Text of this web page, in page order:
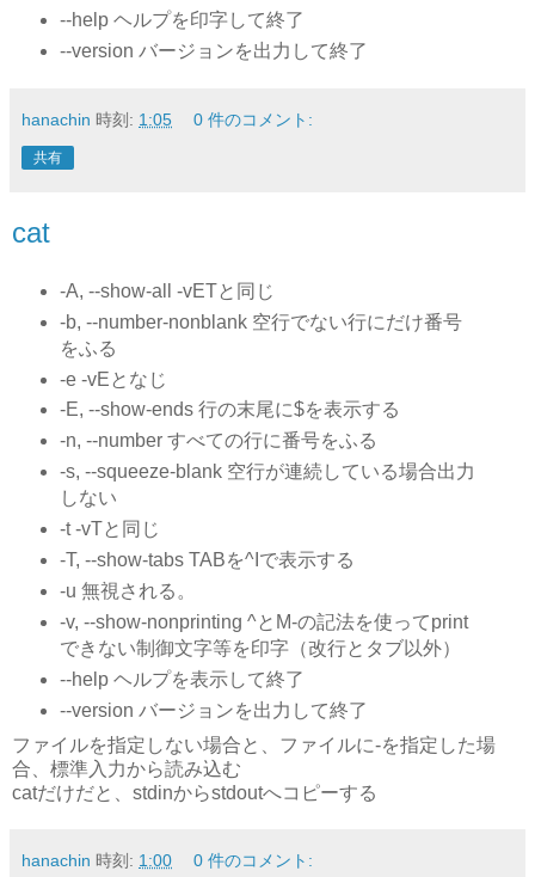
--help ヘルプを印字して終了
--version バージョンを出力して終了
hanachin 時刻: 1:05 0 件のコメント:
共有
cat
-A, --show-all -vETと同じ
-b, --number-nonblank 空行でない行にだけ番号
をふる
-e -vEとなじ
-E, --show-ends 行の末尾に$を表示する
-n, --number すべての行に番号をふる
-s, --squeeze-blank 空行が連続している場合出力
しない
-t -vTと同じ
-T, --show-tabs TABを^Iで表示する
-u 無視される。
-v, --show-nonprinting ^とM-の記法を使ってprint
できない制御文字等を印字（改行とタブ以外）
--help ヘルプを表示して終了
--version バージョンを出力して終了
ファイルを指定しない場合と、ファイルに-を指定した場
合、標準入力から読み込む
catだけだと、stdinからstdoutへコピーする
hanachin 時刻: 1:00 0 件のコメント: